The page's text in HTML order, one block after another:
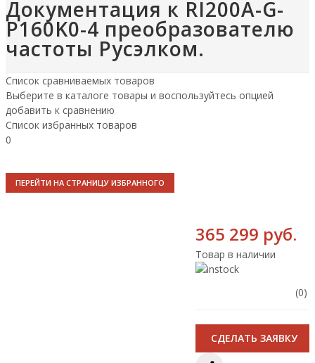
Документация к RI200A-G-
P160K0-4 преобразователю
частоты Русэлком.
Список сравниваемых товаров
Выберите в каталоге товары и воспользуйтесь опцией
добавить к сравнению
Список избранных товаров
0
ПЕРЕЙТИ НА СТРАНИЦУ ИЗБРАННОГО
365 299 руб.
Товар в наличии
(0)
CДЕЛАТЬ ЗАЯВКУ